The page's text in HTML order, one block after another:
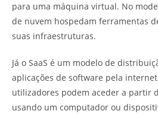
para uma máquina virtual. No
de nuvem hospedam ferramentas
suas infraestruturas.
Já o SaaS é um modelo de
aplicações de software pela
utilizadores podem aceder a partir
usando um computador ou